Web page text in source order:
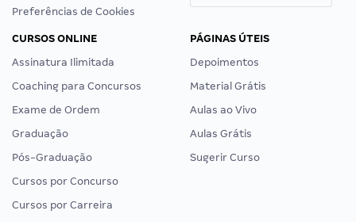
Preferências de Cookies
CURSOS ONLINE
Assinatura Ilimitada
Coaching para Concursos
Exame de Ordem
Graduação
Pós-Graduação
Cursos por Concurso
Cursos por Carreira
PÁGINAS ÚTEIS
Depoimentos
Material Grátis
Aulas ao Vivo
Aulas Grátis
Sugerir Curso